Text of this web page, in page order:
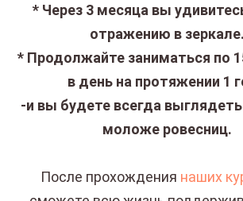
* Через 3 месяца вы
отражению в зеркале.
* Продолжайте заниматься по
в день на протяжении 1
-и вы будете всегда
моложе ровесниц.
После прохождения наших